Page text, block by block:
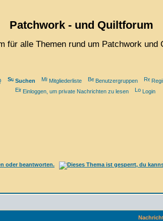
Patchwork - und Quiltforum
für alle Themen rund um Patchwork und
Suchen Mitgliederliste Benutzergruppen
Einloggen, um private Nachrichten zu lesen
Login